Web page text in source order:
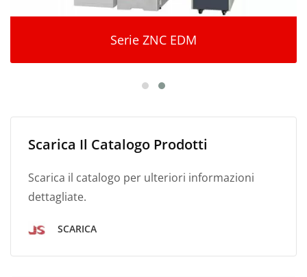
Serie ZNC EDM
Scarica Il Catalogo Prodotti
Scarica il catalogo per ulteriori informazioni
dettagliate.
SCARICA